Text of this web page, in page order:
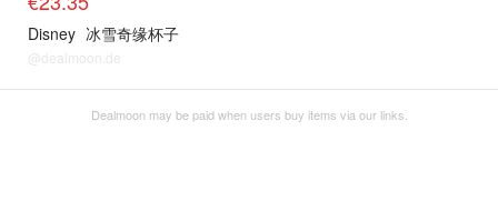
Disney 冰雪奇缘杯子
@dealmoon.de
Dealmoon may be paid when users buy items via our links.